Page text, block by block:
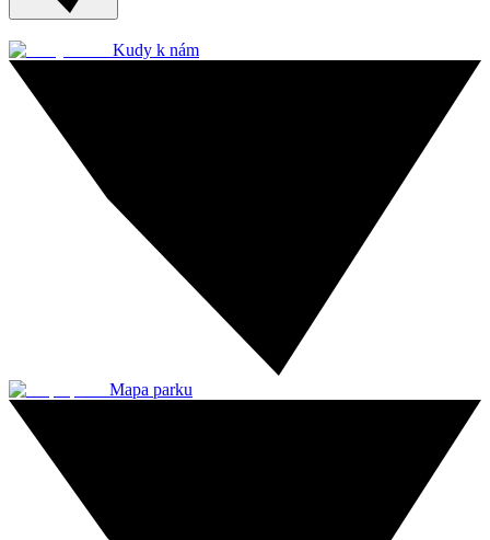
Kudy k nám
Mapa parku